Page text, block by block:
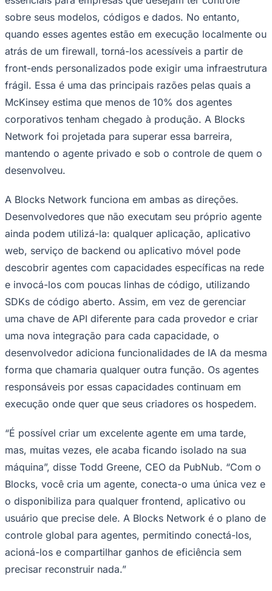
Verificar Empresa
Anunciar VagasNovo
Publicidade Legal
NBA
Fórmula 1
UFC
MLB
NHL
Vôlei
NBB
Competições de Futebol
Brasileirão Série B
Paulistão
Copa do Brasil
Libertadores
Sul-Americana
Copa América
Champions League
Premier League
La Liga
Bundesliga
Mundial 2026
Times - Ir direto
sobre seus modelos, códigos e dados. No entanto,
quando esses agentes estão em execução localmente ou
atrás de um firewall, torná-los acessíveis a partir de
front-ends personalizados pode exigir uma infraestrutura
frágil. Essa é uma das principais razões pelas quais a
McKinsey estima que menos de 10% dos agentes
corporativos tenham chegado à produção. A Blocks
Network foi projetada para superar essa barreira,
mantendo o agente privado e sob o controle de quem o
desenvolveu.
A Blocks Network funciona em ambas as direções.
Desenvolvedores que não executam seu próprio agente
ainda podem utilizá-la: qualquer aplicação, aplicativo
web, serviço de backend ou aplicativo móvel pode
descobrir agentes com capacidades específicas na rede
e invocá-los com poucas linhas de código, utilizando
SDKs de código aberto. Assim, em vez de gerenciar
uma chave de API diferente para cada provedor e criar
uma nova integração para cada capacidade, o
desenvolvedor adiciona funcionalidades de IA da mesma
forma que chamaria qualquer outra função. Os agentes
responsáveis por essas capacidades continuam em
execução onde quer que seus criadores os hospedem.
“É possível criar um excelente agente em uma tarde,
mas, muitas vezes, ele acaba ficando isolado na sua
máquina”, disse Todd Greene, CEO da PubNub. “Com o
Blocks, você cria um agente, conecta-o uma única vez e
o disponibiliza para qualquer frontend, aplicativo ou
usuário que precise dele. A Blocks Network é o plano de
controle global para agentes, permitindo conectá-los,
acioná-los e compartilhar ganhos de eficiência sem
precisar reconstruir nada.”